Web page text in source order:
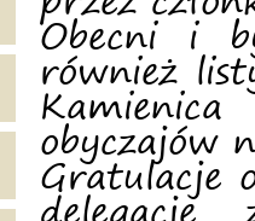
Obecni i
również
obyczajów
Gratulacje